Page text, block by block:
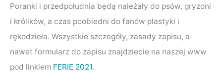
Poranki i przedpołudnia będą należały do psów, gryzoni
i królików, a czas poobiedni do fanów plastyki i
rękodzieła. Wszystkie szczegóły, zasady zapisu, a
nawet formularz do zapisu znajdziecie na naszej www
pod linkiem FERIE 2021.